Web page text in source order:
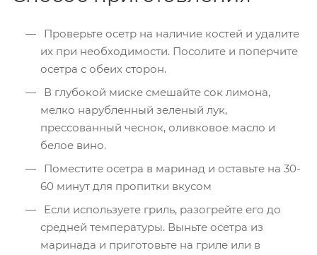
Проверьте осетр на наличие костей и удалите
их при необходимости. Посолите и поперчите
осетра с обеих сторон.
В глубокой миске смешайте сок лимона,
мелко нарубленный зеленый лук,
прессованный чеснок, оливковое масло и
белое вино.
Поместите осетра в маринад и оставьте на 30-
60 минут для пропитки вкусом
Если используете гриль, разогрейте его до
средней температуры. Выньте осетра из
маринада и приготовьте на гриле или в